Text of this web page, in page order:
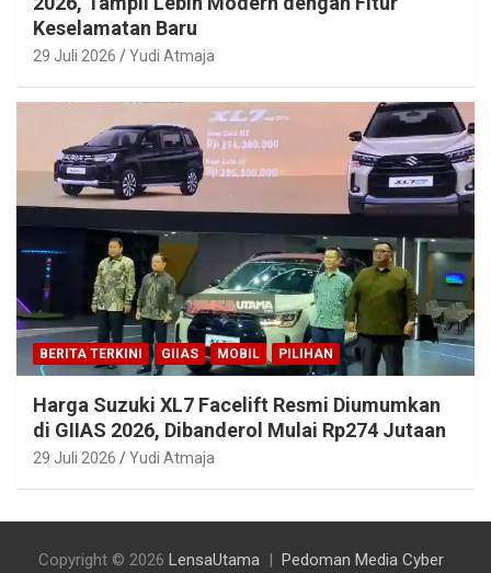
Keselamatan Baru
29 Juli 2026 Yudi Atmaja
BERITA TERKINI GIIAS MOBIL PILIHAN
Harga Suzuki XL7 Facelift Resmi Diumumkan
di GIIAS 2026, Dibanderol Mulai Rp274 Jutaan
29 Juli 2026 Yudi Atmaja
Copyright © 2026 LensaUtama Pedoman Media Cyber